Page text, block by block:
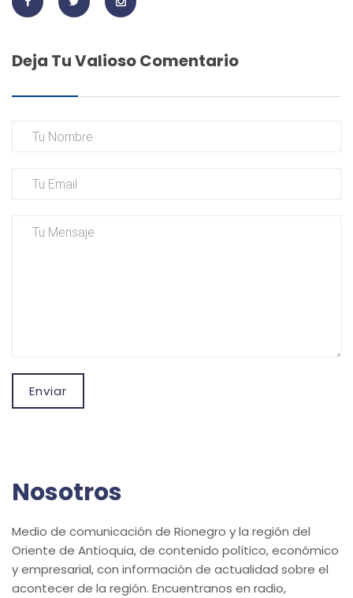
Deja Tu Valioso Comentario
Enviar
Nosotros
Medio de comunicación de Rionegro y la región del
Oriente de Antioquia, de contenido político, económico
y empresarial, con información de actualidad sobre el
acontecer de la región. Encuentranos en radio,